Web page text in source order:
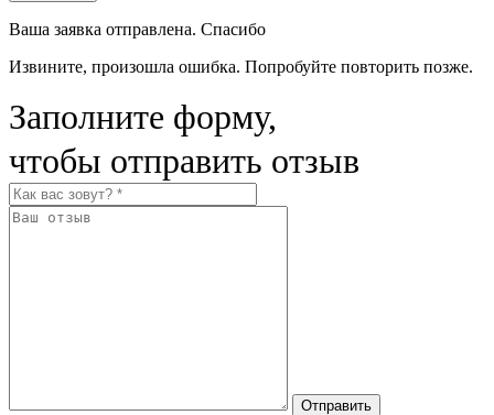
Ваша заявка отправлена. Спасибо
Извините, произошла ошибка. Попробуйте повторить позже.
Заполните форму,
чтобы отправить отзыв
Отправить